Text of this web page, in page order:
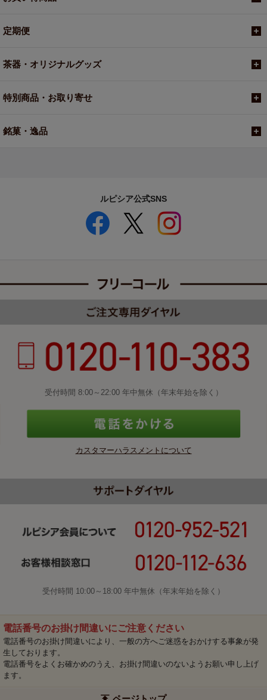
定期便
茶器・オリジナルグッズ
特別商品・お取り寄せ
銘菓・逸品
ルピシア公式SNS
受付時間 8:00～22:00 年中無休（年末年始を除く）
カスタマーハラスメントについて
受付時間 10:00～18:00 年中無休（年末年始を除く）
電話番号のお掛け間違いにご注意ください
電話番号のお掛け間違いにより、一般の方へご迷惑をおかけする事象が発
生しております。
電話番号をよくお確かめのうえ、お掛け間違いのないようお願い申し上げ
ます。